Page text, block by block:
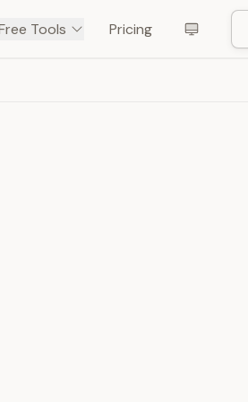
Tools Pricing